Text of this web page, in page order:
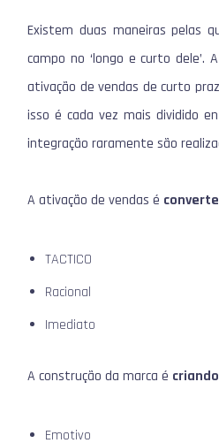
Existem duas maneiras pelas
campo no ‘longo e curto
ativação de vendas de curto
isso é cada vez mais dividido
integração raramente são
A ativação de vendas é
TACTICO
Racional
Imediato
A construção da marca é
Emotivo